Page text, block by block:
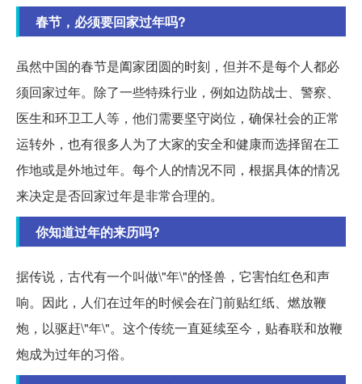
春节，必须要回家过年吗?
虽然中国的春节是阖家团圆的时刻，但并不是每个人都必
须回家过年。除了一些特殊行业，例如边防战士、警察、
医生和环卫工人等，他们需要坚守岗位，确保社会的正常
运转外，也有很多人为了大家的安全和健康而选择留在工
作地或是外地过年。每个人的情况不同，根据具体的情况
来决定是否回家过年是非常合理的。
你知道过年的来历吗?
据传说，古代有一个叫做\"年\"的怪兽，它害怕红色和声
响。因此，人们在过年的时候会在门前贴红纸、燃放鞭
炮，以驱赶\"年\"。这个传统一直延续至今，贴春联和放鞭
炮成为过年的习俗。